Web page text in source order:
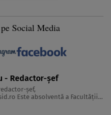
Social Media
- Redactor-șef
redactor-șef,
Este absolventă a Facultăţii
Comunicării şi deţine o diplomă